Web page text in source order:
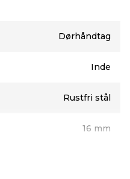
Dørhåndtag
Inde
Rustfri stål
16 mm